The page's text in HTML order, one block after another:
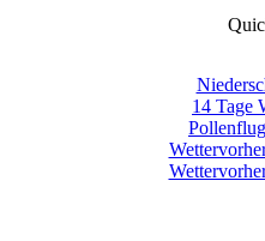
14 Tage